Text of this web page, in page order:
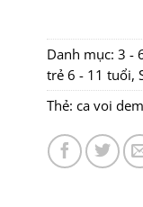
Danh mục: 3 -
trẻ 6 - 11 tuổi,
Thẻ: ca voi